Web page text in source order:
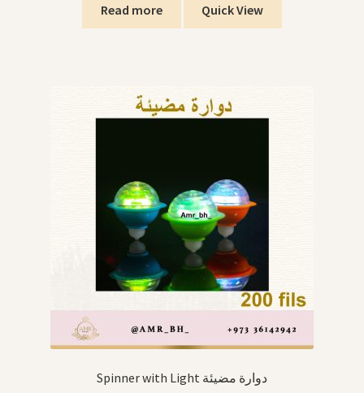
Read more Quick View
Spinner with Light دوارة مضيئة